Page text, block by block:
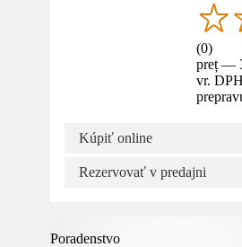
(0)
preț —
vr.
Kúpiť online
Rezervovať v predajni
Poradenstvo